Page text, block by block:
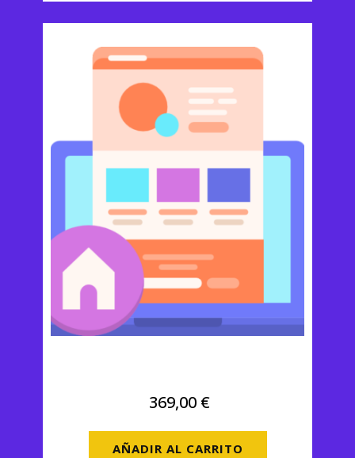
369,00 €
AÑADIR AL CARRITO